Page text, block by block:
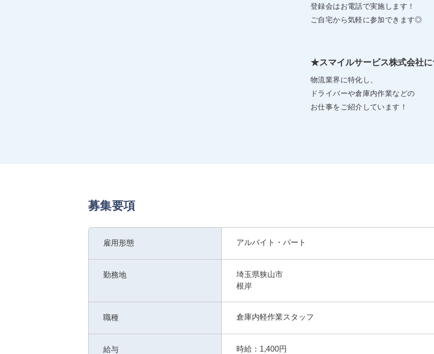
登録会はお電話で実施します！
ご自宅から気軽に参加できます◎
★スマイルサービス株式会社
物流業界に特化し、
ドライバーや倉庫内作業などの
お仕事をご紹介しています！
募集要項
雇用形態 アルバイト・パート
勤務地
埼玉県狭山市
根岸
職種 倉庫内軽作業スタッフ
給与
時給：1,400円